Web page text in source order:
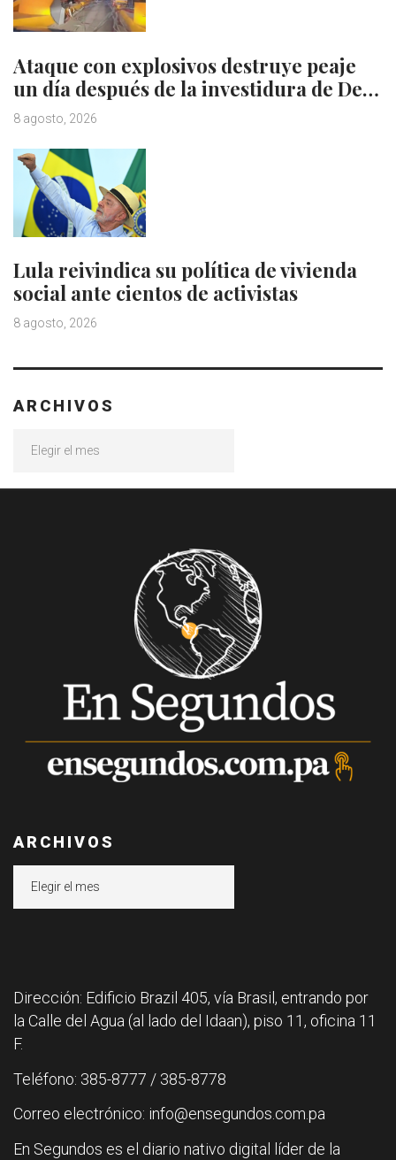
Ataque con explosivos destruye peaje
un día después de la investidura de De…
8 agosto, 2026
Lula reivindica su política de vivienda
social ante cientos de activistas
8 agosto, 2026
ARCHIVOS
ARCHIVOS
Dirección: Edificio Brazil 405, vía Brasil, entrando por
la Calle del Agua (al lado del Idaan), piso 11, oficina 11
F.
Teléfono: 385-8777 / 385-8778
Correo electrónico: info@ensegundos.com.pa
En Segundos es el diario nativo digital líder de la